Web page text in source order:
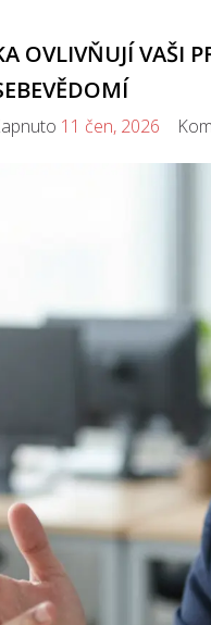
OVLIVŇUJÍ VAŠI
11 čen, 2026